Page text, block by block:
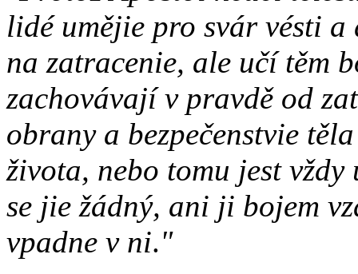
lidé umějie pro svár vésti a
na zatracenie, ale učí těm
zachovávají v pravdě od
obrany a bezpečenstvie
života, nebo tomu jest
se jie žádný, ani ji bojem
vpadne v ni."